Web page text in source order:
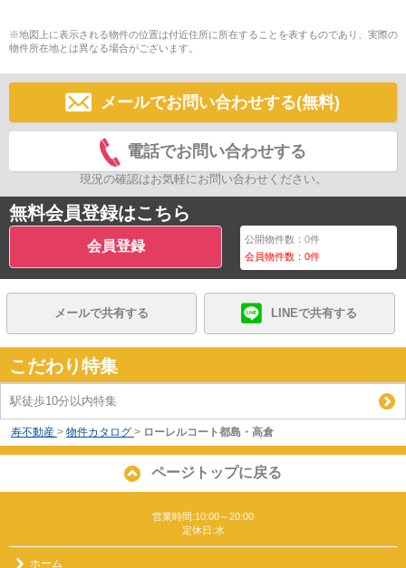
※地図上に表示される物件の位置は付近住所に所在することを表すものであり、実際の
物件所在地とは異なる場合がございます。
メールでお問い合わせする(無料)
電話でお問い合わせする
現況の確認はお気軽にお問い合わせください。
無料会員登録はこちら
会員登録 公開物件数：0件
会員物件数：0件
メールで共有する LINEで共有する
こだわり特集
駅徒歩10分以内特集
寿不動産 > 物件カタログ > ローレルコート都島・高倉
ページトップに戻る
営業時間:10:00～20:00
定休日:水
ホーム